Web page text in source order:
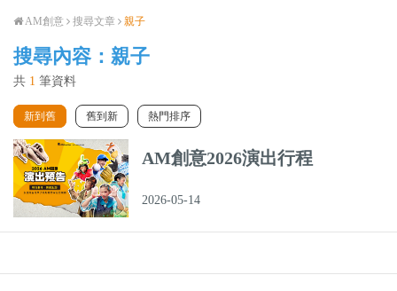
AM創意 搜尋文章 親子
搜尋內容：親子
共 1 筆資料
新到舊 舊到新 熱門排序
AM創意2026演出行程
2026-05-14